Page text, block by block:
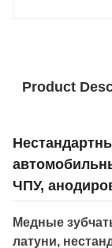
Product
ЧПУ,
Медные
латуни,